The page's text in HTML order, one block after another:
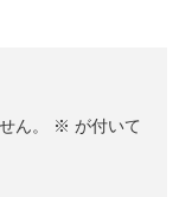
ん。 ※ が付いて